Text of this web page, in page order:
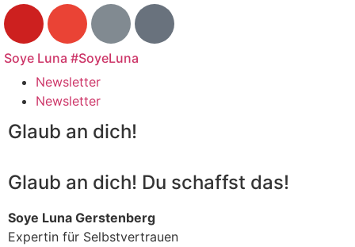
Soye Luna #SoyeLuna
Newsletter
Newsletter
Glaub an dich!
Glaub an dich! Du schaffst das!
Soye Luna Gerstenberg
Expertin für Selbstvertrauen